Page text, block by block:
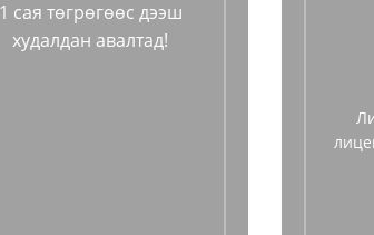
1 сая төгрөгөөс дээш
худалдан авалтад!